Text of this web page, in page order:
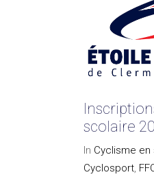
scolaire
In Cyclisme en
Cyclosport,